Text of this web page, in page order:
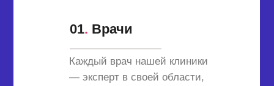
Каждый врач нашей клиники
— эксперт в своей области,
01. Врачи